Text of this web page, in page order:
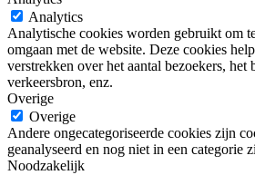
Analytics
Analytische cookies worden gebruikt om
omgaan met de website. Deze cookies
verstrekken over het aantal bezoekers, het
verkeersbron, enz.
Overige
Overige
Andere ongecategoriseerde cookies zijn
geanalyseerd en nog niet in een categorie
Noodzakelijk